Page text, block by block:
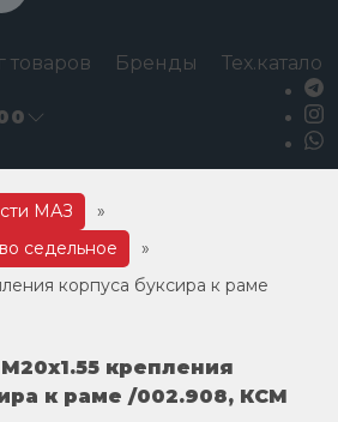
товаров Бренды
МАЗ
»
седельное
»
корпуса буксира к раме
крепления
к раме /002.908, КСМ